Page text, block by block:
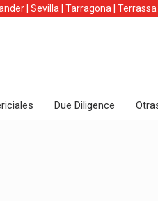
Sevilla Tarragona Terrassa
Due Diligence